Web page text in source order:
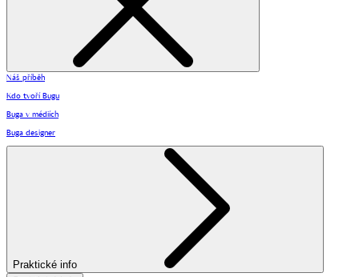
Náš příběh
Kdo tvoří Bugu
Buga v médiích
Buga designer
Praktické info